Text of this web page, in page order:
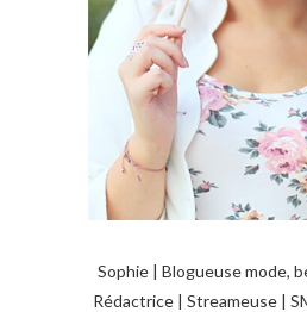
Sophie | Blogueuse mode,
Rédactrice | Streameuse |